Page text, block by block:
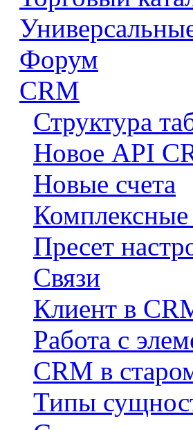
Форум
CRM
Структура
Новое API
Новые счета
Пресет
Связи
Клиент в
Работа с
CRM в
Типы